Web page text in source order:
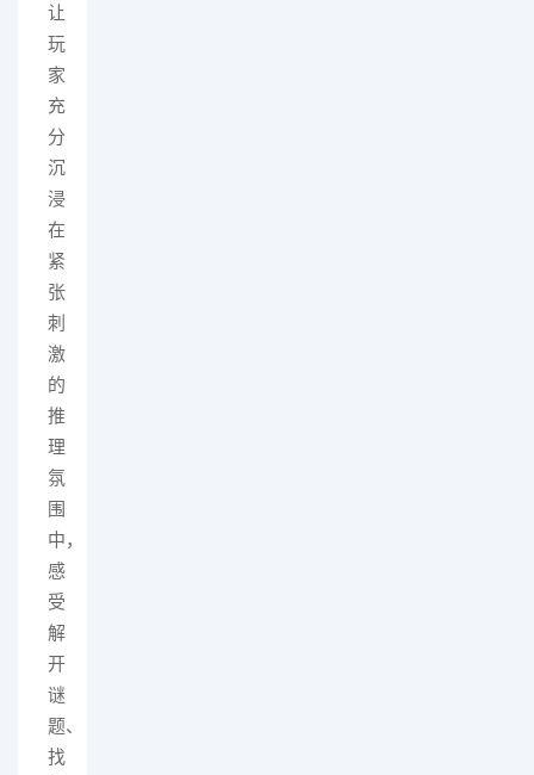
让
玩
家
充
分
沉
浸
在
紧
张
刺
激
的
推
理
氛
围
中，
感
受
解
开
谜
题、
找